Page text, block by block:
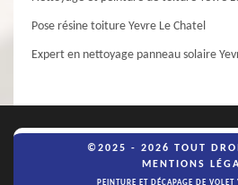
Pose résine toiture Yevre Le Chatel
Expert en nettoyage panneau solaire
©2025 - 2026 TOUT
MENTIONS
PEINTURE ET DÉCAPAGE DE VOLET